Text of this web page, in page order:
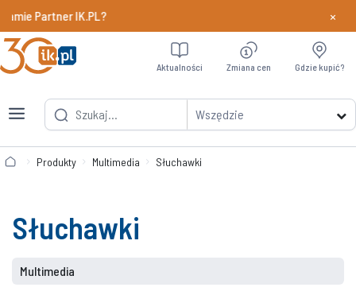
Partner IK.PL? Dowiedz
×
Wszędzie
Aktualności Zmiana cen Gdzie kupić?
Produkty Multimedia Słuchawki
Słuchawki
Multimedia